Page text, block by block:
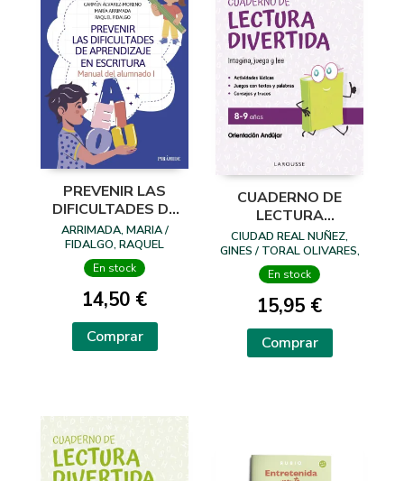
PREVENIR LAS
DIFICULTADES DE
APRENDIZAJE EN
ESCRITURA
ARRIMADA, MARIA /
FIDALGO, RAQUEL
En stock
14,50 €
Comprar
CUADERNO DE
LECTURA
DIVERTIDA 8-9
AÑOS
CIUDAD REAL NUÑEZ,
GINES / TORAL OLIVARES,
ANTONIA
En stock
15,95 €
Comprar